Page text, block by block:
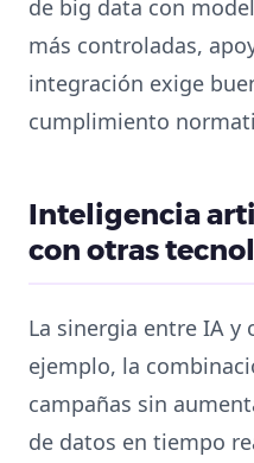
de big data con
más controladas,
integración exige
cumplimiento
Inteligencia
con otras
La sinergia entre IA
ejemplo, la
campañas sin
de datos en tiempo